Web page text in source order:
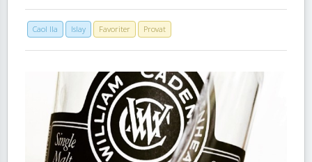
Caol Ila Islay Favoriter Provat